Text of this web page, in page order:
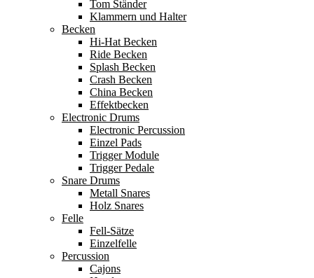
Tom Ständer
Klammern und Halter
Becken
Hi-Hat Becken
Ride Becken
Splash Becken
Crash Becken
China Becken
Effektbecken
Electronic Drums
Electronic Percussion
Einzel Pads
Trigger Module
Trigger Pedale
Snare Drums
Metall Snares
Holz Snares
Felle
Fell-Sätze
Einzelfelle
Percussion
Cajons